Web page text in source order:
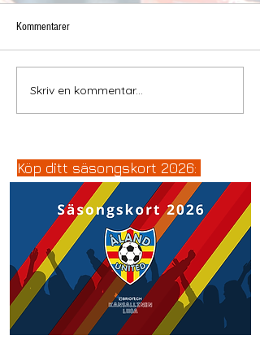
Kommentarer
Skriv en kommentar...
Köp ditt säsongskort 2026: